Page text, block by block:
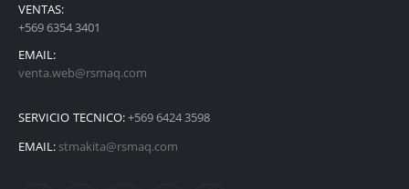
VENTAS:
+569 6354 3401
EMAIL:
venta.web@rsmaq.com
SERVICIO TECNICO:+569 6424 3598
EMAIL: stmakita@rsmaq.com